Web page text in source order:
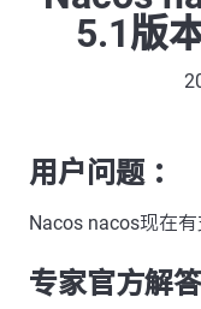
5.1版
用户问题 ：
Nacos nacos现在
专家官方解答